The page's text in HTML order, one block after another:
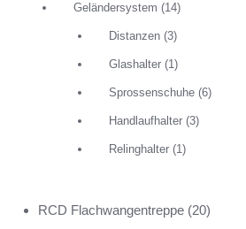
Geländersystem (14)
Distanzen (3)
Glashalter (1)
Sprossenschuhe (6)
Handlaufhalter (3)
Relinghalter (1)
RCD Flachwangentreppe (20)